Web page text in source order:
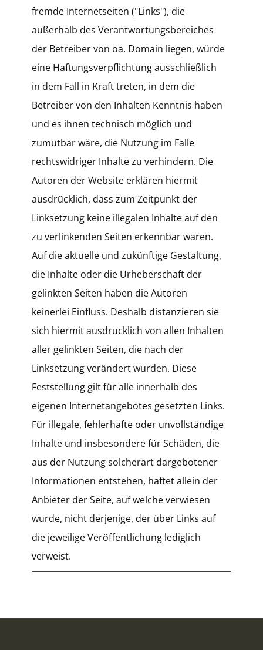
fremde Internetseiten ("Links"), die
außerhalb des Verantwortungsbereiches
der Betreiber von oa. Domain liegen, würde
eine Haftungsverpflichtung ausschließlich
in dem Fall in Kraft treten, in dem die
Betreiber von den Inhalten Kenntnis haben
und es ihnen technisch möglich und
zumutbar wäre, die Nutzung im Falle
rechtswidriger Inhalte zu verhindern. Die
Autoren der Website erklären hiermit
ausdrücklich, dass zum Zeitpunkt der
Linksetzung keine illegalen Inhalte auf den
zu verlinkenden Seiten erkennbar waren.
Auf die aktuelle und zukünftige Gestaltung,
die Inhalte oder die Urheberschaft der
gelinkten Seiten haben die Autoren
keinerlei Einfluss. Deshalb distanzieren sie
sich hiermit ausdrücklich von allen Inhalten
aller gelinkten Seiten, die nach der
Linksetzung verändert wurden. Diese
Feststellung gilt für alle innerhalb des
eigenen Internetangebotes gesetzten Links.
Für illegale, fehlerhafte oder unvollständige
Inhalte und insbesondere für Schäden, die
aus der Nutzung solcherart dargebotener
Informationen entstehen, haftet allein der
Anbieter der Seite, auf welche verwiesen
wurde, nicht derjenige, der über Links auf
die jeweilige Veröffentlichung lediglich
verweist.